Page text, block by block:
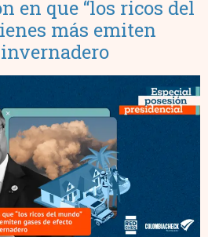
en que “los ricos del
más emiten
invernadero